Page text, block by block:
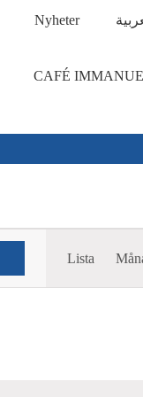
Nyheter
CAFÉ
Lista